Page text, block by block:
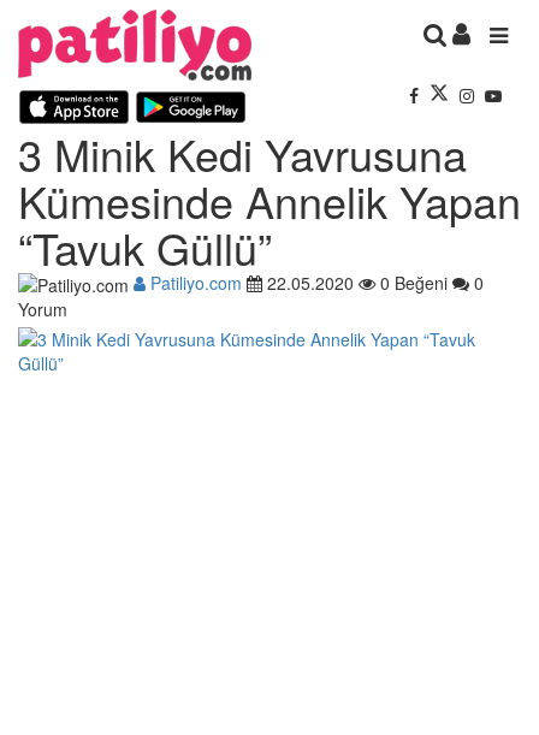
3 Minik Kedi Yavrusuna
Kümesinde Annelik Yapan
“Tavuk Güllü”
Patiliyo.com 22.05.2020 0 Beğeni
0
Yorum